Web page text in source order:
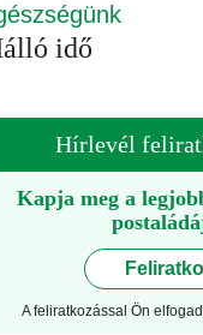
idő
Hírlevél
Kapja meg a
A feliratkozással Ön